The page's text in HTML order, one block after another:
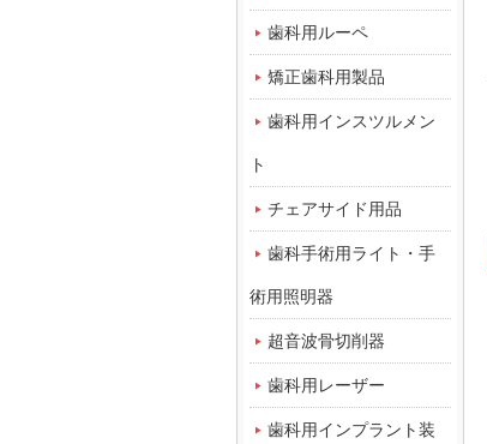
歯科用ルーペ
矯正歯科用製品
歯科用インスツルメン
ト
チェアサイド用品
歯科手術用ライト・手
術用照明器
超音波骨切削器
歯科用レーザー
歯科用インプラント装